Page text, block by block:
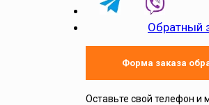
Обратный
Форма заказа
Оставьте свой телефон и